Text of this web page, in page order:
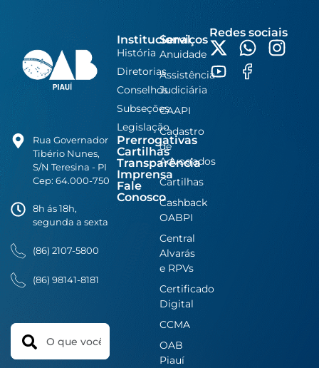
Rua Governador
Tibério Nunes,
S/N Teresina - PI
Cep: 64.000-750
8h ás 18h,
segunda a sexta
(86) 2107-5800
(86) 98141-8181
Search
Institucional
História
Diretorias
Conselhos
Subseções
Legislação
Prerrogativas
Cartilhas
Transparência
Imprensa
Fale
Conosco
Serviços
Anuidade
Assistência
Judiciária
CAAPI
Cadastro
de
Advogados
Cartilhas
Cashback
OABPI
Central
Alvarás
e RPVs
Certificado
Digital
CCMA
OAB
Piauí
Redes sociais